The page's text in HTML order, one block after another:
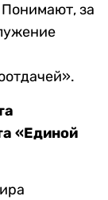
Понимают, за
«Единой